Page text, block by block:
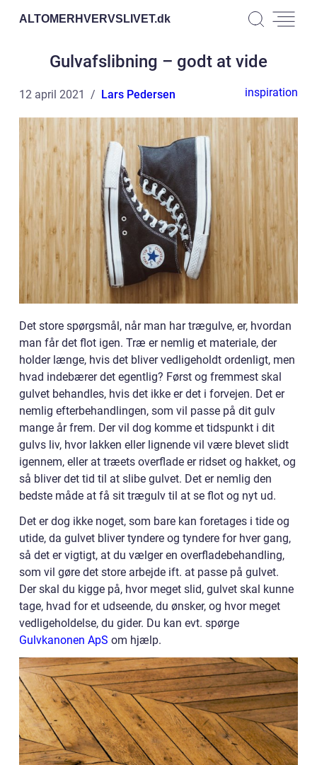
ALTOMERHVERVSLIVET.dk
Gulvafslibning – godt at vide
12 april 2021 Lars Pedersen inspiration
Det store spørgsmål, når man har trægulve, er, hvordan
man får det flot igen. Træ er nemlig et materiale, der
holder længe, hvis det bliver vedligeholdt ordenligt, men
hvad indebærer det egentlig? Først og fremmest skal
gulvet behandles, hvis det ikke er det i forvejen. Det er
nemlig efterbehandlingen, som vil passe på dit gulv
mange år frem. Der vil dog komme et tidspunkt i dit
gulvs liv, hvor lakken eller lignende vil være blevet slidt
igennem, eller at træets overflade er ridset og hakket, og
så bliver det tid til at slibe gulvet. Det er nemlig den
bedste måde at få sit trægulv til at se flot og nyt ud.
Det er dog ikke noget, som bare kan foretages i tide og
utide, da gulvet bliver tyndere og tyndere for hver gang,
så det er vigtigt, at du vælger en overfladebehandling,
som vil gøre det store arbejde ift. at passe på gulvet.
Der skal du kigge på, hvor meget slid, gulvet skal kunne
tage, hvad for et udseende, du ønsker, og hvor meget
vedligeholdelse, du gider. Du kan evt. spørge
Gulvkanonen ApS om hjælp.